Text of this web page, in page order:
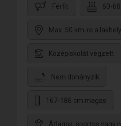
Férfit 60-
Max. 50 km-re a
Középiskolát végzett
Nem dohányzik
167-186 cm magas
Átlagos, sportos vagy